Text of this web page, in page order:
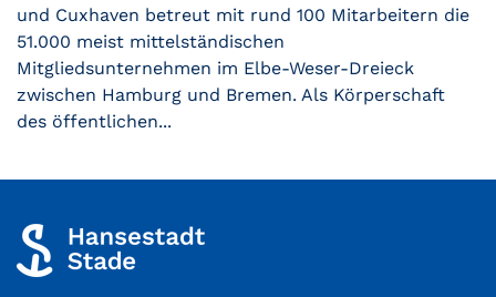
und Cuxhaven betreut mit rund 100 Mitarbeitern die
51.000 meist mittelständischen
Mitgliedsunternehmen im Elbe-Weser-Dreieck
zwischen Hamburg und Bremen. Als Körperschaft
des öffentlichen...